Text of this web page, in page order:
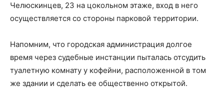
Челюскинцев, 23 на цокольном этаже, вход в него
осуществляется со стороны парковой территории.
Напомним, что городская администрация долгое
время через судебные инстанции пыталась отсудить
туалетную комнату у кофейни, расположенной в том
же здании и сделать ее общественно открытой.